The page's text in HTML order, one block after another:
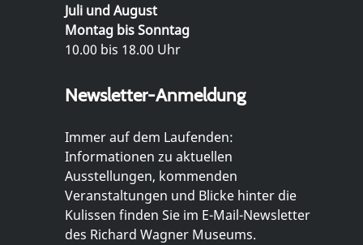
Juli und August
Montag bis Sonntag
10.00 bis 18.00 Uhr
Newsletter-Anmeldung
Immer auf dem Laufenden:
Informationen zu aktuellen
Ausstellungen, kommenden
Veranstaltungen und Blicke hinter die
Kulissen finden Sie im E-Mail-Newsletter
des Richard Wagner Museums.